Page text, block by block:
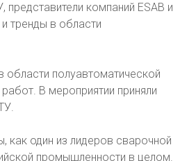
компаний ESAB и
тренды в области
полуавтоматической
В мероприятии приняли
как один из лидеров сварочной
промышленности в целом.